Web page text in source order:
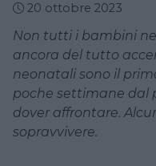
20 ottobre 2023
Non tutti i bambini ne
ancora del tutto
neonatali sono il
poche settimane dal
dover affrontare.
sopravvivere.